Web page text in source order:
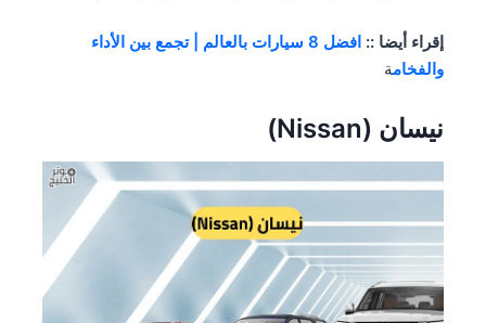
إقراء أيضا ::
افضل 8 سيارات بالعالم | تجمع بين الأداء
والفخامة
نيسان (Nissan)